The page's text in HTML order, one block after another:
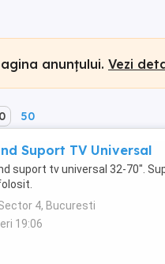
anunțului. Vezi
50
Suport TV Universal
suport tv universal 32-70".
4, Bucuresti
19:06